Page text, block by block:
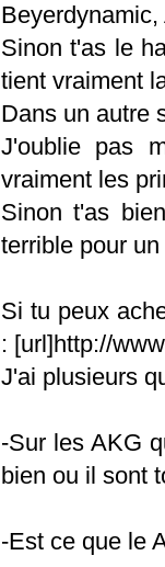
Sinon t'as le
tient vraiment
Dans un autre
J'oublie pas
vraiment les
Sinon t'as
terrible pour
Si tu peux
: [url]http://
J'ai plusieurs
-Sur les AKG
bien ou il sont
-Est ce que le